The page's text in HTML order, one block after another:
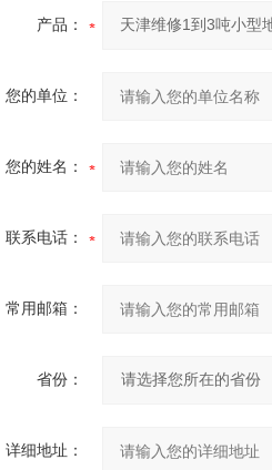
产品：
您的单位：
您的姓名：
联系电话：
常用邮箱：
省份：
详细地址：